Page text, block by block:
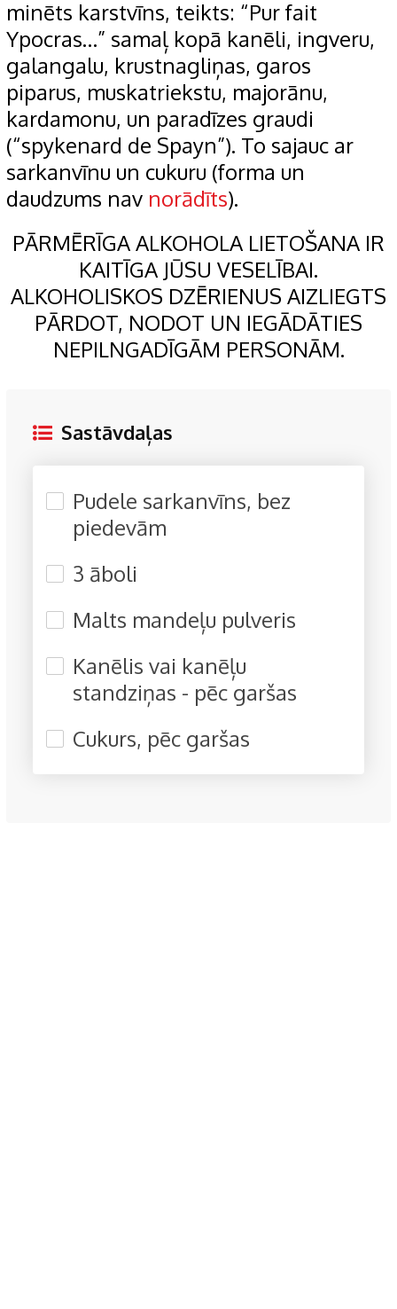
minēts karstvīns, teikts: “Pur fait
Ypocras…” samaļ kopā kanēli, ingveru,
galangalu, krustnagliņas, garos
piparus, muskatriekstu, majorānu,
kardamonu, un paradīzes graudi
(“spykenard de Spayn”). To sajauc ar
sarkanvīnu un cukuru (forma un
daudzums nav norādīts).
PĀRMĒRĪGA ALKOHOLA LIETOŠANA IR
KAITĪGA JŪSU VESELĪBAI.
ALKOHOLISKOS DZĒRIENUS AIZLIEGTS
PĀRDOT, NODOT UN IEGĀDĀTIES
NEPILNGADĪGĀM PERSONĀM.
Sastāvdaļas
Pudele sarkanvīns, bez
piedevām
3 āboli
Malts mandeļu pulveris
Kanēlis vai kanēļu
standziņas - pēc garšas
Cukurs, pēc garšas